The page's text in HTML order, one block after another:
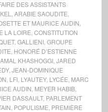
DES ASSISTANTS
ARABIE SAOUDITE
ET MAURICE AUDIN
LA LOIRE CONSTITUTION
, GALLIENI, GROUPE
HONORÉ D’ESTIENNE
KHASHOGGI, JARED
, JEAN-DOMINIQUE
LFI, LYAUTEY, LYCÉE MARC
AUDIN MEYER HABIB,
DASSAULT, PARLEMENT
POPULISME PREMIÈRE